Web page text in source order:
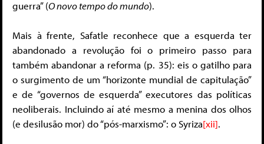
guerra” (O novo tempo do mundo).
Mais à frente, Safatle reconhece que a esquerda ter
abandonado a revolução foi o primeiro passo para
também abandonar a reforma (p. 35): eis o gatilho para
o surgimento de um “horizonte mundial de capitulação”
e de “governos de esquerda” executores das políticas
neoliberais. Incluindo aí até mesmo a menina dos olhos
(e desilusão mor) do “pós-marxismo”: o Syriza[xii].